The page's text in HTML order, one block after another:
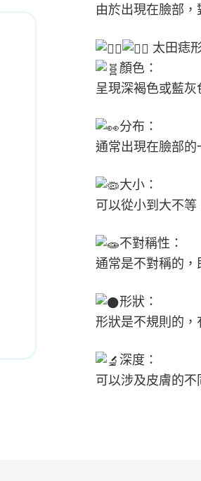
由於出現在臉部
太田痣
顏色：
呈現深褐色或藍
分布：
通常出現在臉部
大小：
可以從小到大不
不對稱性：
通常是不對稱的
形狀：
形狀是不規則的
深度：
可以涉及皮膚的